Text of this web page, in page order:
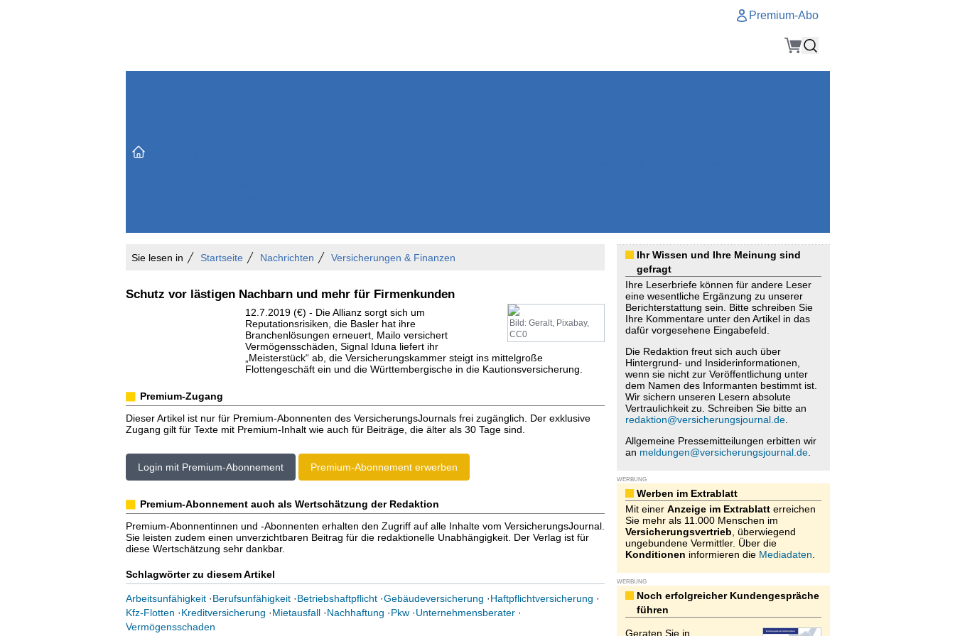
Premium-Abo
Sie lesen in Startseite Nachrichten Versicherungen & Finanzen
Schutz vor lästigen Nachbarn und mehr für Firmenkunden
Bild: Geralt, Pixabay,
CC0
12.7.2019 (€) - Die Allianz sorgt sich um
Reputationsrisiken, die Basler hat ihre
Branchenlösungen erneuert, Mailo versichert
Vermögensschäden, Signal Iduna liefert ihr
„Meisterstück“ ab, die Versicherungskammer steigt ins mittelgroße
Flottengeschäft ein und die Württembergische in die Kautionsversicherung.
Premium-Zugang
Dieser Artikel ist nur für Premium-Abonnenten des VersicherungsJournals frei zugänglich. Der exklusive
Zugang gilt für Texte mit Premium-Inhalt wie auch für Beiträge, die älter als 30 Tage sind.
Login mit Premium-Abonnement Premium-Abonnement erwerben
Premium-Abonnement auch als Wertschätzung der Redaktion
Premium-Abonnentinnen und -Abonnenten erhalten den Zugriff auf alle Inhalte vom VersicherungsJournal.
Sie leisten zudem einen unverzichtbaren Beitrag für die redaktionelle Unabhängigkeit. Der Verlag ist für
diese Wertschätzung sehr dankbar.
Schlagwörter zu diesem Artikel
Arbeitsunfähigkeit·Berufsunfähigkeit·Betriebshaftpflicht·Gebäudeversicherung ·Haftpflichtversicherung ·
Kfz-Flotten ·Kreditversicherung ·Mietausfall·Nachhaftung ·Pkw·Unternehmensberater·
Vermögensschaden
Ihr Wissen und Ihre Meinung sind
gefragt
Ihre Leserbriefe können für andere Leser
eine wesentliche Ergänzung zu unserer
Berichterstattung sein. Bitte schreiben Sie
Ihre Kommentare unter den Artikel in das
dafür vorgesehene Eingabefeld.
Die Redaktion freut sich auch über
Hintergrund- und Insiderinformationen,
wenn sie nicht zur Veröffentlichung unter
dem Namen des Informanten bestimmt ist.
Wir sichern unseren Lesern absolute
Vertraulichkeit zu. Schreiben Sie bitte an
redaktion@versicherungsjournal.de.
Allgemeine Pressemitteilungen erbitten wir
an meldungen@versicherungsjournal.de.
WERBUNG
Werben im Extrablatt
Mit einer Anzeige im Extrablatterreichen
Sie mehr als 11.000 Menschen im
Versicherungsvertrieb , überwiegend
ungebundene Vermittler. Über die
Konditionen informieren die Mediadaten
WERBUNG
Noch erfolgreicher Kundengespräche
führen
Geraten Sie in